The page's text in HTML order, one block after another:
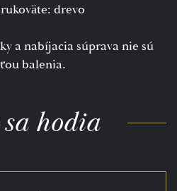
drevo
a nabíjacia súprava nie sú
balenia.
hodia